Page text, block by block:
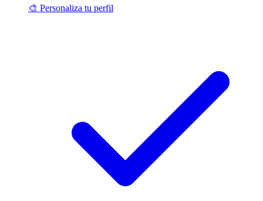
🎨 Personaliza tu perfil